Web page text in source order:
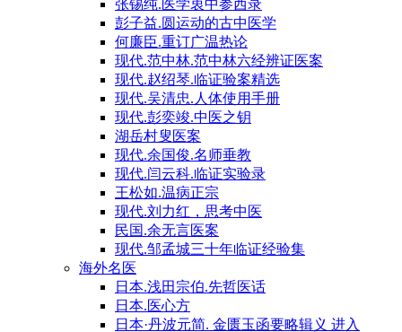
张锡纯.医学衷中参西录
彭子益.圆运动的古中医学
何廉臣.重订广温热论
现代.范中林.范中林六经辨证医案
现代.赵绍琴.临证验案精选
现代.吴清忠.人体使用手册
现代.彭奕竣.中医之钥
湖岳村叟医案
现代.余国俊.名师垂教
现代.闫云科.临证实验录
王松如.温病正宗
现代.刘力红，思考中医
民国.余无言医案
现代.邹孟城三十年临证经验集
海外名医
日本.浅田宗伯.先哲医话
日本.医心方
日本·丹波元简. 金匮玉函要略辑义 进入